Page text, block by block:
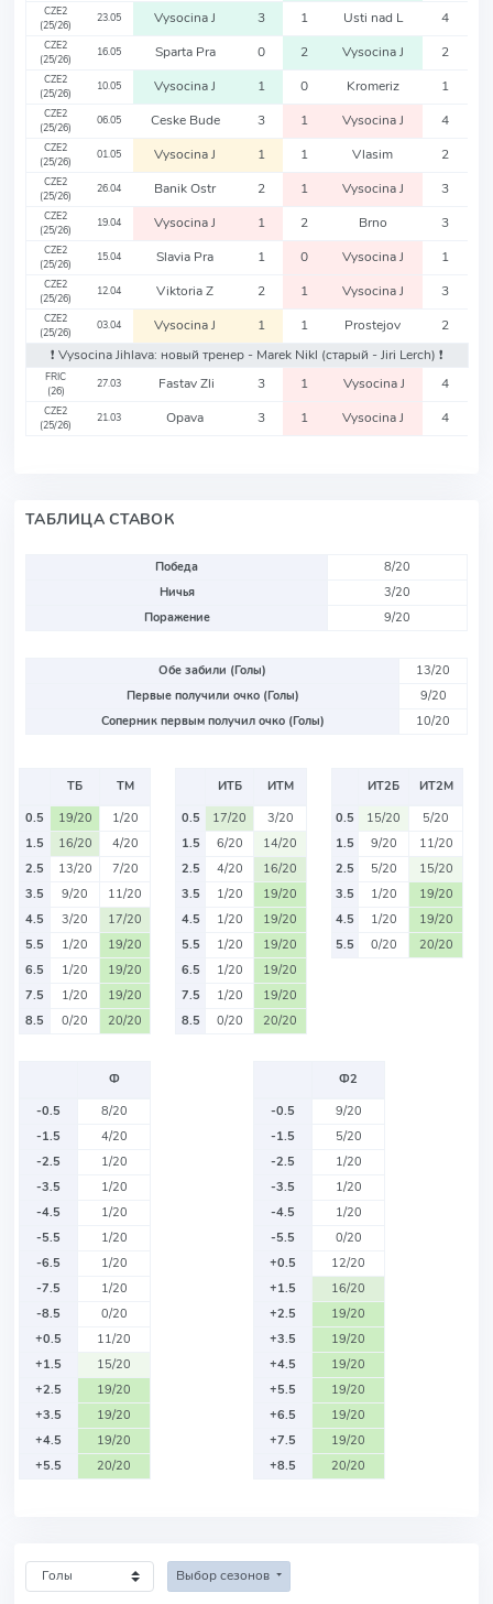
CZE2
(25/26)
23.05 Vysocina J 3 1 Usti nad L 4
CZE2
(25/26)
16.05 Sparta Pra 0 2 Vysocina J 2
CZE2
(25/26)
10.05 Vysocina J 1 0 Kromeriz 1
CZE2
(25/26)
06.05 Ceske Bude 3 1 Vysocina J 4
CZE2
(25/26)
01.05 Vysocina J 1 1 Vlasim 2
CZE2
(25/26)
26.04 Banik Ostr 2 1 Vysocina J 3
CZE2
(25/26)
19.04 Vysocina J 1 2 Brno 3
CZE2
(25/26)
15.04 Slavia Pra 1 0 Vysocina J 1
CZE2
(25/26)
12.04 Viktoria Z 2 1 Vysocina J 3
CZE2
(25/26)
03.04 Vysocina J 1 1 Prostejov
2
❗️ Vysocina Jihlava: новый тренер - Marek Nikl (старый - Jiri Lerch) ❗️
FRIC
(26)
27.03 Fastav Zli 3 1 Vysocina J 4
CZE2
(25/26)
21.03 Opava 3 1 Vysocina J 4
ТАБЛИЦА СТАВОК
Победа
8/20
Ничья
3/20
Поражение
9/20
Обе забили (Голы)
13/20
Первые получили очко (Голы)
9/20
Соперник первым получил очко (Голы)
10/20
ТБ
ТМ
0.5
19/20
1/20
1.5
16/20
4/20
2.5
13/20
7/20
3.5
9/20
11/20
4.5
3/20
17/20
5.5
1/20
19/20
6.5
1/20
19/20
7.5
1/20
19/20
8.5
0/20 20/20
ИТБ
ИТМ
0.5
17/20
3/20
1.5
6/20
14/20
2.5
4/20
16/20
3.5
1/20
19/20
4.5
1/20
19/20
5.5
1/20
19/20
6.5
1/20
19/20
7.5
1/20
19/20
8.5
0/20 20/20
ИТ2Б
ИТ2М
0.5
15/20
5/20
1.5
9/20
11/20
2.5
5/20
15/20
3.5
1/20
19/20
4.5
1/20
19/20
5.5
0/20 20/20
Ф
-0.5
8/20
-1.5
4/20
-2.5
1/20
-3.5
1/20
-4.5
1/20
-5.5
1/20
-6.5
1/20
-7.5
1/20
-8.5
0/20
+0.5
11/20
+1.5
15/20
+2.5
19/20
+3.5
19/20
+4.5
19/20
+5.5
20/20
Ф2
-0.5
9/20
-1.5
5/20
-2.5
1/20
-3.5
1/20
-4.5
1/20
-5.5
0/20
+0.5
12/20
+1.5
16/20
+2.5
19/20
+3.5
19/20
+4.5
19/20
+5.5
19/20
+6.5
19/20
+7.5
19/20
+8.5
20/20
Выбор сезонов